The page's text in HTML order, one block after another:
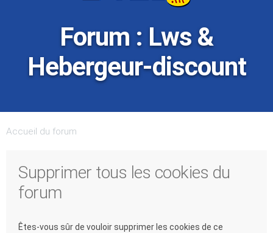
Forum : Lws &
Hebergeur-discount
Accueil du forum
Supprimer tous les cookies du
forum
Êtes-vous sûr de vouloir supprimer les cookies de ce